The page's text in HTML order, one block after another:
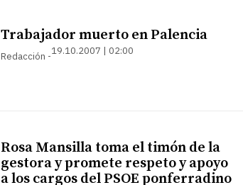
Trabajador muerto en Palencia
Redacción 19.10.2007 | 02:00
Rosa Mansilla toma el timón de la
gestora y promete respeto y apoyo
a los cargos del PSOE ponferradino